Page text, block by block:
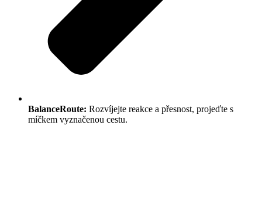
BalanceRoute: Rozvíjejte reakce a přesnost, projeďte s
míčkem vyznačenou cestu.